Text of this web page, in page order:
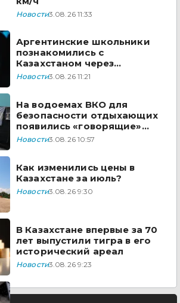
Новости3.08.26 11:33
Аргентинские школьники
познакомились с
Казахстаном через
творчество Димаша
Новости3.08.26 11:21
На водоемах ВКО для
безопасности отдыхающих
появились «говорящие»
дроны
Новости3.08.26 10:57
Как изменились цены в
Казахстане за июль?
Новости3.08.26 9:30
В Казахстане впервые за 70
лет выпустили тигра в его
исторический ареал
Новости3.08.26 9:23